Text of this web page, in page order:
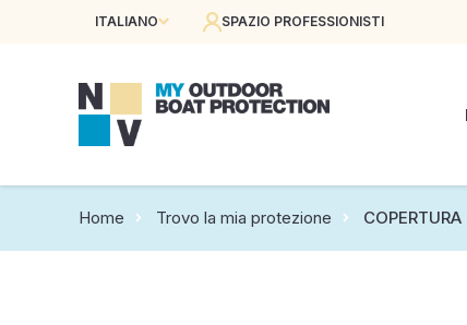
ITALIANO SPAZIO PROFESSIONISTI
Home Trovo la mia protezione